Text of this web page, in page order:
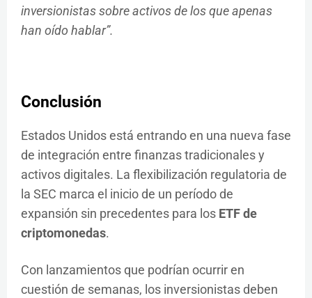
inversionistas sobre activos de los que apenas
han oído hablar”.
Conclusión
Estados Unidos está entrando en una nueva fase
de integración entre finanzas tradicionales y
activos digitales. La flexibilización regulatoria de
la SEC marca el inicio de un período de
expansión sin precedentes para los ETF de
criptomonedas.
Con lanzamientos que podrían ocurrir en
cuestión de semanas, los inversionistas deben